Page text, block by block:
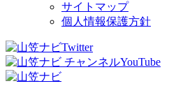
サイトマップ
個人情報保護方針